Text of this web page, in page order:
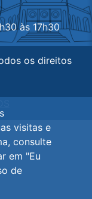
às 17h30
os direitos
visitas e
consulte
em "Eu
de